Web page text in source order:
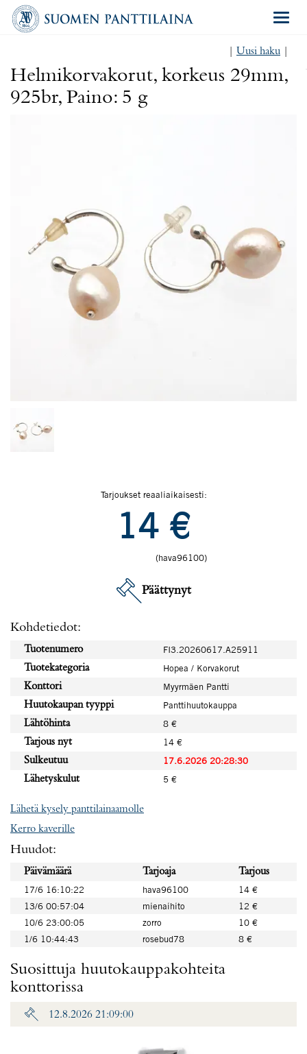
Uusi haku
Helmikorvakorut, korkeus 29mm,
925br, Paino: 5 g
Tarjoukset reaaliaikaisesti:
14 €
(hava96100)
Päättynyt
Kohdetiedot:
Tuotenumero
FI3.20260617.A25911
Tuotekategoria
Hopea / Korvakorut
Konttori
Myyrmäen Pantti
Huutokaupan tyyppi
Panttihuutokauppa
Lähtöhinta
8 €
Tarjous nyt
14 €
Sulkeutuu
17.6.2026 20:28:30
Lähetyskulut
5 €
Lähetä kysely panttilainaamolle
Kerro kaverille
Huudot:
Päivämäärä Tarjoaja
Tarjous
17/6 16:10:22
hava96100
14 €
13/6 00:57:04
mienaihito
12 €
10/6 23:00:05
zorro
10 €
1/6 10:44:43
rosebud78 8 €
Suosittuja huutokauppakohteita
konttorissa
12.8.2026 21:09:00